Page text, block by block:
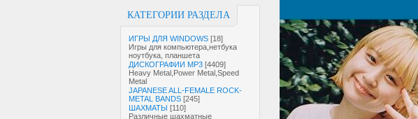
КАТЕГОРИИ РАЗДЕЛА
ИГРЫ ДЛЯ WINDOWS [18]
Игры для компьютера,нетбука
ноутбука, планшета
ДИСКОГРАФИИ MP3 [4409]
Heavy Metal,Power Metal,Speed
Metal
JAPANESE ALL-FEMALE ROCK-
METAL BANDS [245]
ШАХМАТЫ [110]
Различные шахматные